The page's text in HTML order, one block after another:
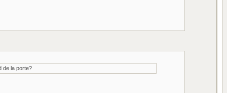
de la porte?